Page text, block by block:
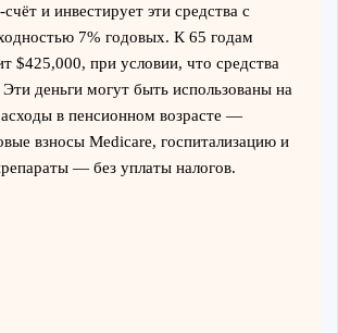
и инвестирует эти средства с
7% годовых. К 65 годам
$425,000, при условии, что средства
деньги могут быть использованы на
в пенсионном возрасте —
взносы Medicare, госпитализацию и
— без уплаты налогов.